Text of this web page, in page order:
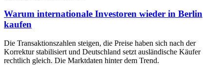
Warum internationale Investoren wieder in Berlin
kaufen
Die Transaktionszahlen steigen, die Preise haben sich nach der
Korrektur stabilisiert und Deutschland setzt ausländische Käufer
rechtlich gleich. Die Marktdaten hinter dem Trend.